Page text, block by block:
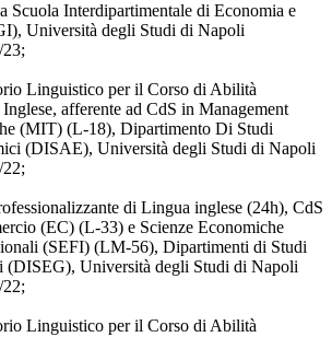
Scuola Interdipartimentale di Economia e
Università degli Studi di Napoli
23;
Linguistico per il Corso di Abilità
afferente ad CdS in Management
(MIT) (L-18), Dipartimento Di Studi
(DISAE), Università degli Studi di Napoli
22;
di Lingua inglese (24h), CdS
(EC) (L-33) e Scienze Economiche
(SEFI) (LM-56), Dipartimenti di Studi
(DISEG), Università degli Studi di Napoli
22;
Linguistico per il Corso di Abilità